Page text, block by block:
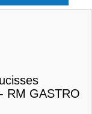
RM GASTRO